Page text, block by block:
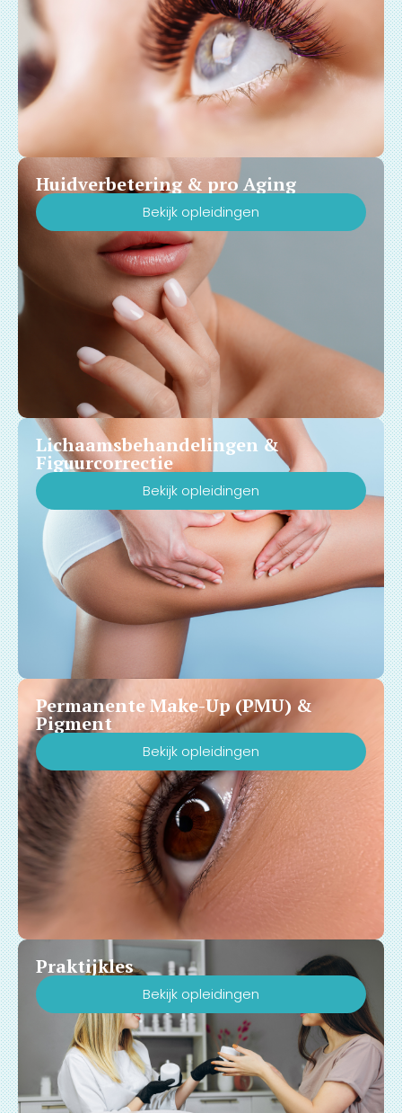
Huidverbetering & pro Aging
Bekijk opleidingen
Lichaamsbehandelingen &
Figuurcorrectie
Bekijk opleidingen
Permanente Make-Up (PMU) &
Pigment
Bekijk opleidingen
Praktijkles
Bekijk opleidingen